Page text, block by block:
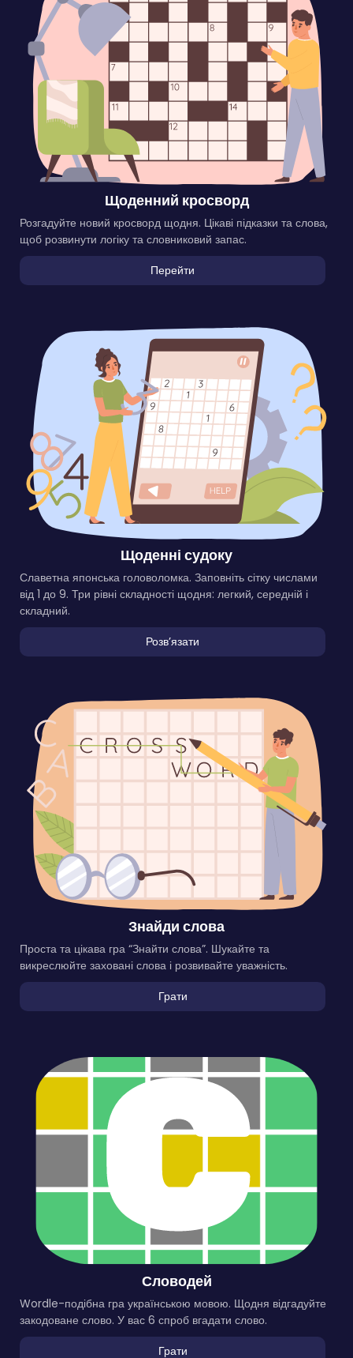
Щоденний кросворд
Розгадуйте новий кросворд щодня. Цікаві підказки та слова,
щоб розвинути логіку та словниковий запас.
Перейти
Щоденні судоку
Славетна японська головоломка. Заповніть сітку числами
від 1 до 9. Три рівні складності щодня: легкий, середній і
складний.
Розвʼязати
Знайди слова
Проста та цікава гра “Знайти слова”. Шукайте та
викреслюйте заховані слова і розвивайте уважність.
Грати
Словодей
Wordle-подібна гра українською мовою. Щодня відгадуйте
закодоване слово. У вас 6 спроб вгадати слово.
Грати